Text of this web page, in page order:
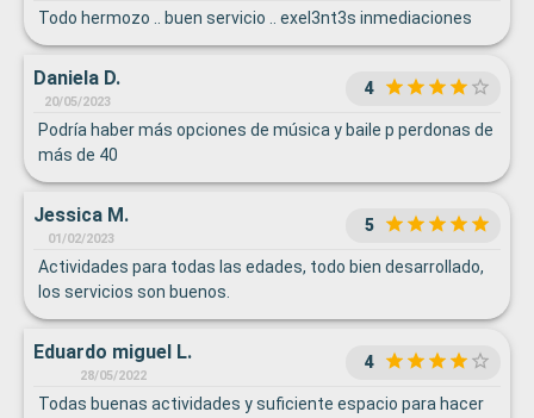
Todo hermozo .. buen servicio .. exel3nt3s inmediaciones
Daniela D.
20/05/2023
4
Podría haber más opciones de música y baile p perdonas de
más de 40
Jessica M.
01/02/2023
5
Actividades para todas las edades, todo bien desarrollado,
los servicios son buenos.
Eduardo miguel L.
28/05/2022
4
Todas buenas actividades y suficiente espacio para hacer